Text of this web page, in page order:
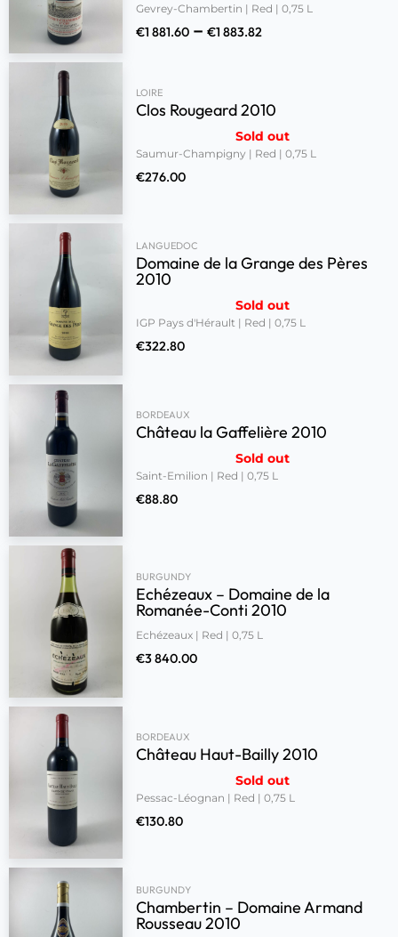
Gevrey-Chambertin | Red | 0,75 L
€1 881.60 – €1 883.82
LOIRE
Clos Rougeard 2010
Sold out
Saumur-Champigny | Red | 0,75 L
€276.00
LANGUEDOC
Domaine de la Grange des Pères
2010
Sold out
IGP Pays d'Hérault | Red | 0,75 L
€322.80
BORDEAUX
Château la Gaffelière 2010
Sold out
Saint-Emilion | Red | 0,75 L
€88.80
BURGUNDY
Echézeaux – Domaine de la
Romanée-Conti 2010
Echézeaux | Red | 0,75 L
€3 840.00
BORDEAUX
Château Haut-Bailly 2010
Sold out
Pessac-Léognan | Red | 0,75 L
€130.80
BURGUNDY
Chambertin – Domaine Armand
Rousseau 2010